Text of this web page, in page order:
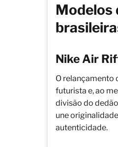
Modelos
Nike Air
O relançamento
futurista e, ao
divisão do
une
autenticidade.